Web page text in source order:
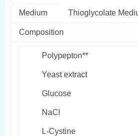
Medium Thioglycolate
Composition
Polypepton**
Yeast extract
Glucose
NaCl
L-Cystine